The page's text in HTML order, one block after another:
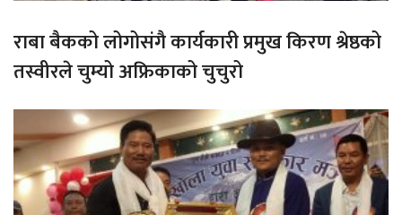
राबा बैकको लोगोसंगै कार्यकारी प्रमुख किरण श्रेष्ठको
तस्वीरले चुम्यो अफ्रिकाको चुचुरो